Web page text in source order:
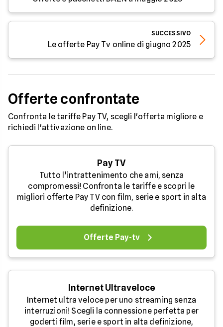
SUCCESSIVO
Le offerte Pay Tv online di giugno 2025
Offerte confrontate
Confronta le tariffe Pay TV, scegli l'offerta migliore e
richiedi l'attivazione on line.
Pay TV
Tutto l’intrattenimento che ami, senza
compromessi! Confronta le tariffe e scopri le
migliori offerte Pay TV con film, serie e sport in alta
definizione.
Offerte Pay-tv
Internet Ultraveloce
Internet ultra veloce per uno streaming senza
interruzioni! Scegli la connessione perfetta per
goderti film, serie e sport in alta definizione,